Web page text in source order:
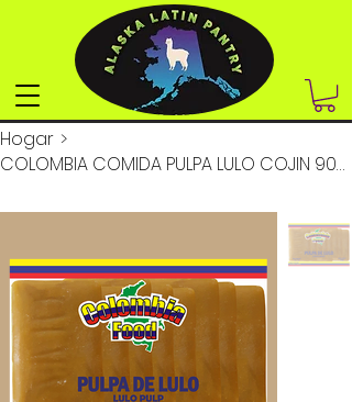
Hogar >
COLOMBIA COMIDA PULPA LULO COJIN 900GR